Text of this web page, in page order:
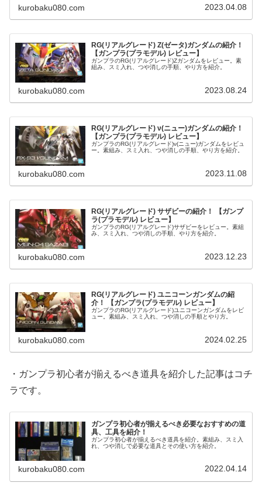
kurobaku080.com 2023.04.08
RG(リアルグレード) Z(ゼータ)ガンダムの紹介！
【ガンプラ(プラモデル) レビュー】
ガンプラのRG(リアルグレード)Zガンダムをレビュー。素
組み、スミ入れ、つや消しの手順、やり方を紹介。
kurobaku080.com 2023.08.24
RG(リアルグレード) ν(ニュー)ガンダムの紹介！
【ガンプラ(プラモデル) レビュー】
ガンプラのRG(リアルグレード)ν(ニュー)ガンダムをレビュ
ー。素組み、スミ入れ、つや消しの手順、やり方を紹介。
kurobaku080.com 2023.11.08
RG(リアルグレード) サザビーの紹介！ 【ガンプ
ラ(プラモデル) レビュー】
ガンプラのRG(リアルグレード)サザビーをレビュー。素組
み、スミ入れ、つや消しの手順、やり方を紹介。
kurobaku080.com 2023.12.23
RG(リアルグレード) ユニコーンガンダムの紹
介！ 【ガンプラ(プラモデル) レビュー】
ガンプラのRG(リアルグレード)ユニコーンガンダムをレビ
ュー。素組み、スミ入れ、つや消しの手順とやり方。
kurobaku080.com 2024.02.25
・ガンプラ初心者が揃えるべき道具を紹介した記事はコチ
ラです。
ガンプラ初心者が揃えるべき必要なおすすめの道
具、工具を紹介！
ガンプラ初心者が揃えるべき道具を紹介。素組み、スミ入
れ、つや消しで必要な道具とその使い方を紹介。
kurobaku080.com 2022.04.14